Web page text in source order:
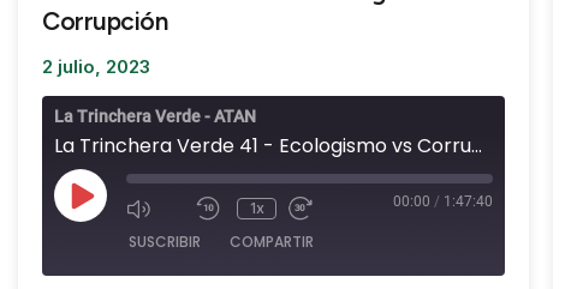
Corrupción
2 julio, 2023
La Trinchera Verde - ATAN
La Trinchera Verde 41 - Ecologismo vs Corrupción
1x 00:00 / 1:47:40
SUSCRIBIR COMPARTIR